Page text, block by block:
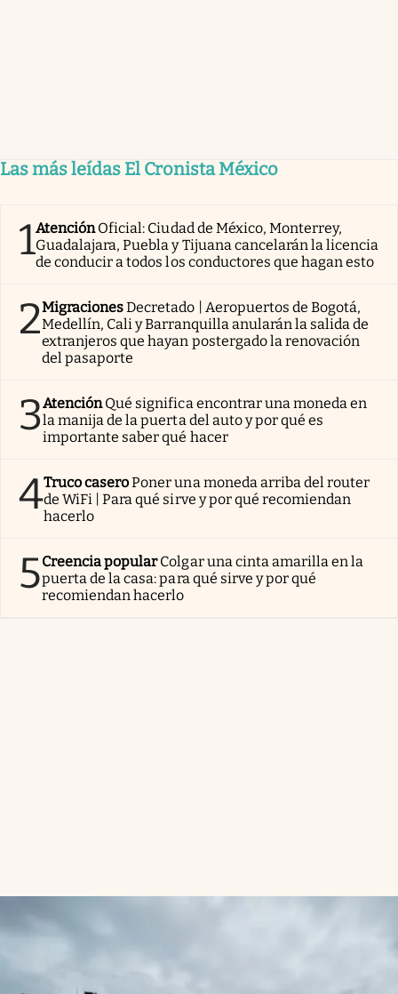
Las más leídas El Cronista México
1AtenciónOficial: Ciudad de México, Monterrey,
Guadalajara, Puebla y Tijuana cancelarán la licencia
de conducir a todos los conductores que hagan esto
2MigracionesDecretado | Aeropuertos de Bogotá,
Medellín, Cali y Barranquilla anularán la salida de
extranjeros que hayan postergado la renovación
del pasaporte
3AtenciónQué significa encontrar una moneda en
la manija de la puerta del auto y por qué es
importante saber qué hacer
4Truco caseroPoner una moneda arriba del router
de WiFi | Para qué sirve y por qué recomiendan
hacerlo
5Creencia popularColgar una cinta amarilla en la
puerta de la casa: para qué sirve y por qué
recomiendan hacerlo